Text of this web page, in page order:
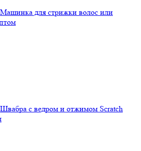
Машинка для стрижки волос или
Швабра с ведром и отжимом Scratch